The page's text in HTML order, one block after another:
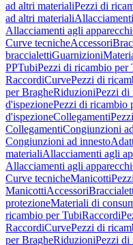
ad altri materialiPezzi di
ad altri materiali
Allacciamenti agli apparecchi
Curve tecnicheAccessori
braccialettiGuarnizioni
PPTubiPezzi di ricambio per
RaccordiCurvePezzi di
per BragheRiduzioniPezzi di
d'ispezionePezzi di ricambio
d'ispezioneCollegamenti
CollegamentiCongiunzioni
Congiunzioni ad innesto
materialiAllacciamenti agli
Allacciamenti agli apparecchi
Curve tecnicheManicotti
ManicottiAccessori
protezioneMateriali di
ricambio per TubiRaccordi
RaccordiCurvePezzi di
per BragheRiduzioniPezzi di